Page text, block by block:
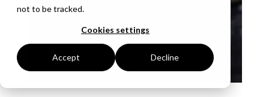
not to be tracked.
Cookies settings
Accept Decline